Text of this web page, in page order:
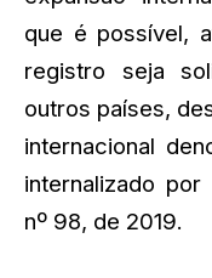
que é possível,
registro seja
outros países,
internacional
internalizado
nº 98, de 2019.